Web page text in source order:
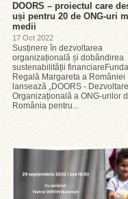
DOORS – proiectul care
uși pentru 20 de ONG-uri
medii
17 Oct 2022
Susținere în dezvoltarea
organizațională și dobândirea
sustenabilității
Regală Margareta a României
lansează „DOORS -
Organizațională a ONG-urilor
România pentru...